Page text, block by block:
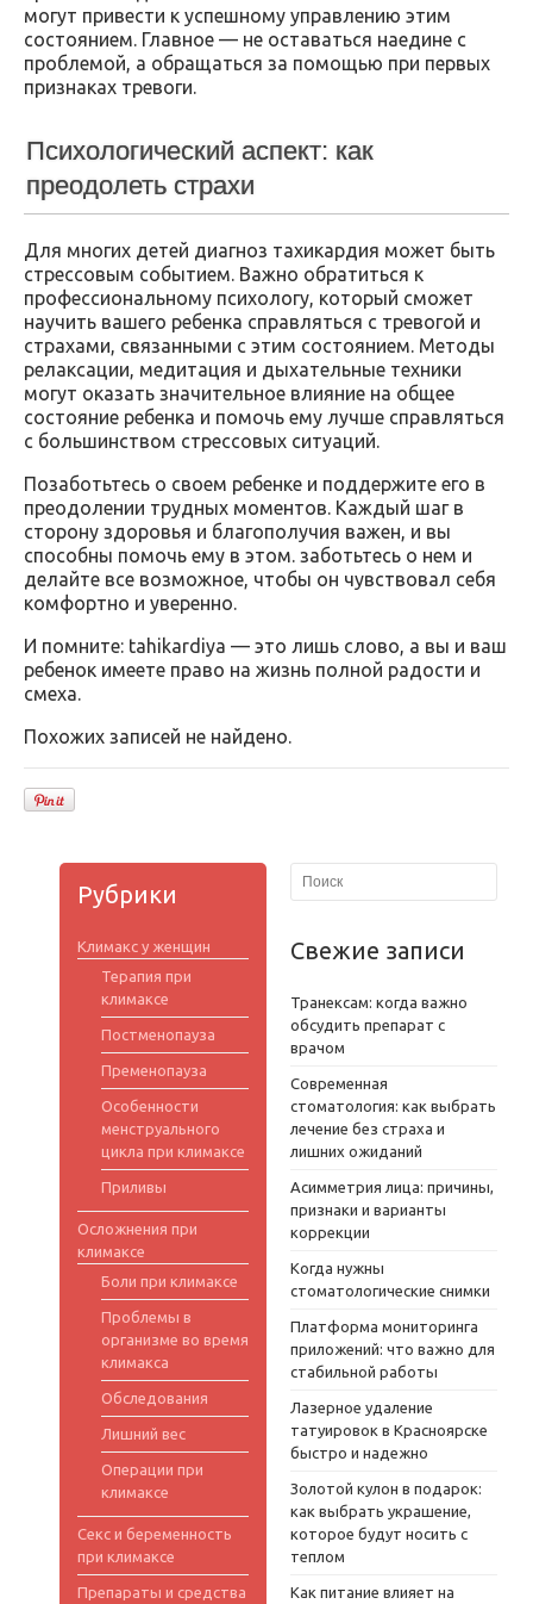
могут привести к успешному управлению этим
состоянием. Главное — не оставаться наедине с
проблемой, а обращаться за помощью при первых
признаках тревоги.
Психологический аспект: как
преодолеть страхи
Для многих детей диагноз тахикардия может быть
стрессовым событием. Важно обратиться к
профессиональному психологу, который сможет
научить вашего ребенка справляться с тревогой и
страхами, связанными с этим состоянием. Методы
релаксации, медитация и дыхательные техники
могут оказать значительное влияние на общее
состояние ребенка и помочь ему лучше справляться
с большинством стрессовых ситуаций.
Позаботьтесь о своем ребенке и поддержите его в
преодолении трудных моментов. Каждый шаг в
сторону здоровья и благополучия важен, и вы
способны помочь ему в этом. заботьтесь о нем и
делайте все возможное, чтобы он чувствовал себя
комфортно и уверенно.
И помните: tahikardiya — это лишь слово, а вы и ваш
ребенок имеете право на жизнь полной радости и
смеха.
Похожих записей не найдено.
Рубрики
Климакс у женщин
Терапия при
климаксе
Постменопауза
Пременопауза
Особенности
менструального
цикла при климаксе
Приливы
Осложнения при
климаксе
Боли при климаксе
Проблемы в
организме во время
климакса
Обследования
Лишний вес
Операции при
климаксе
Секс и беременность
при климаксе
Препараты и средства
Свежие записи
Транексам: когда важно
обсудить препарат с
врачом
Современная
стоматология: как выбрать
лечение без страха и
лишних ожиданий
Асимметрия лица: причины,
признаки и варианты
коррекции
Когда нужны
стоматологические снимки
Платформа мониторинга
приложений: что важно для
стабильной работы
Лазерное удаление
татуировок в Красноярске
быстро и надежно
Золотой кулон в подарок:
как выбрать украшение,
которое будут носить с
теплом
Как питание влияет на